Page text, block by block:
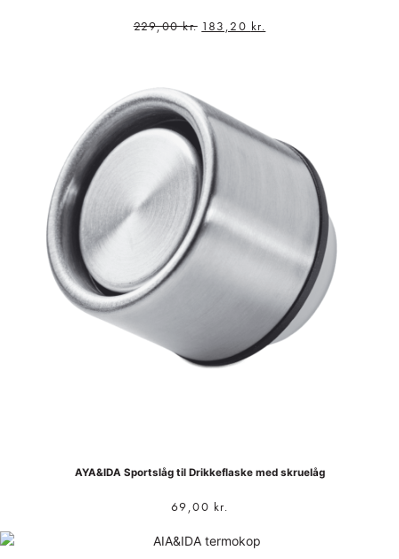
229,00kr. 183,20 kr.
AYA&IDA Sportslåg til Drikkeflaske med skruelåg
69,00 kr.